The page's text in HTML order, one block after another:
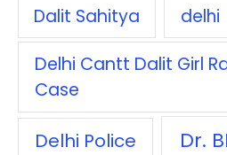
Dalit Sahitya delhi
Delhi Cantt Dalit Girl
Case
Delhi Police Dr.